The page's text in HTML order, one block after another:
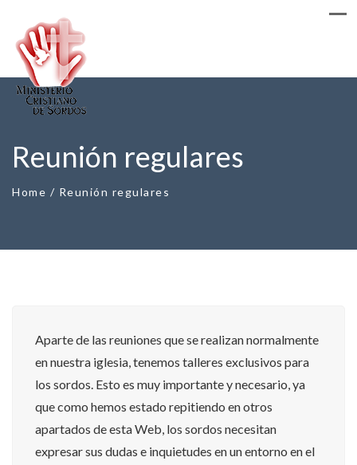
Reunión regulares
Home / Reunión regulares
Aparte de las reuniones que se realizan normalmente
en nuestra iglesia, tenemos talleres exclusivos para
los sordos. Esto es muy importante y necesario, ya
que como hemos estado repitiendo en otros
apartados de esta Web, los sordos necesitan
expresar sus dudas e inquietudes en un entorno en el